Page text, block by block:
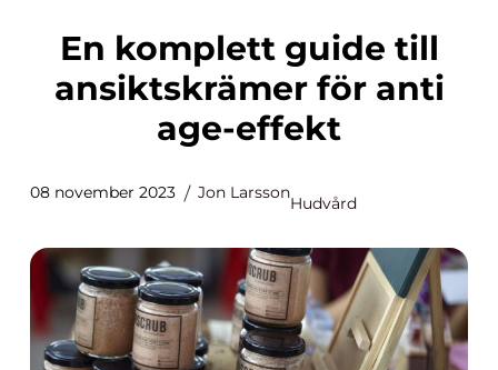
En komplett guide till
ansiktskrämer för anti
age-effekt
08 november 2023 Jon Larsson
Hudvård